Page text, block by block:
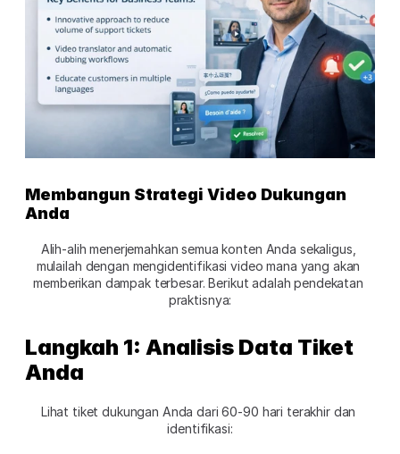
Membangun Strategi Video Dukungan
Anda
Alih-alih menerjemahkan semua konten Anda sekaligus,
mulailah dengan mengidentifikasi video mana yang akan
memberikan dampak terbesar. Berikut adalah pendekatan
praktisnya:
Langkah 1: Analisis Data Tiket
Anda
Lihat tiket dukungan Anda dari 60-90 hari terakhir dan
identifikasi: